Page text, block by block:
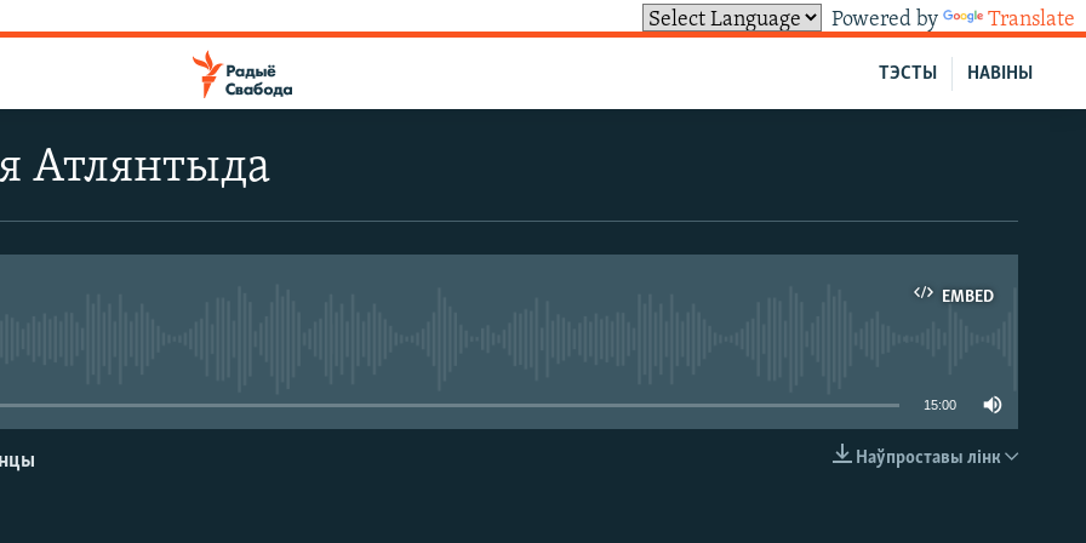
Powered by Translate
НАВІНЫ
ТЭСТЫ
Атлянтыда
EMBED
15:00
Наўпроставы лінк